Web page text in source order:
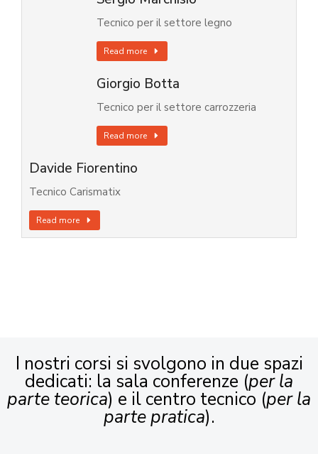
Tecnico per il settore legno
Read more
Giorgio Botta
Tecnico per il settore carrozzeria
Read more
Davide Fiorentino
Tecnico Carismatix
Read more
I nostri corsi si svolgono in due spazi
dedicati: la sala conferenze (per la
parte teorica) e il centro tecnico (per la
parte pratica).